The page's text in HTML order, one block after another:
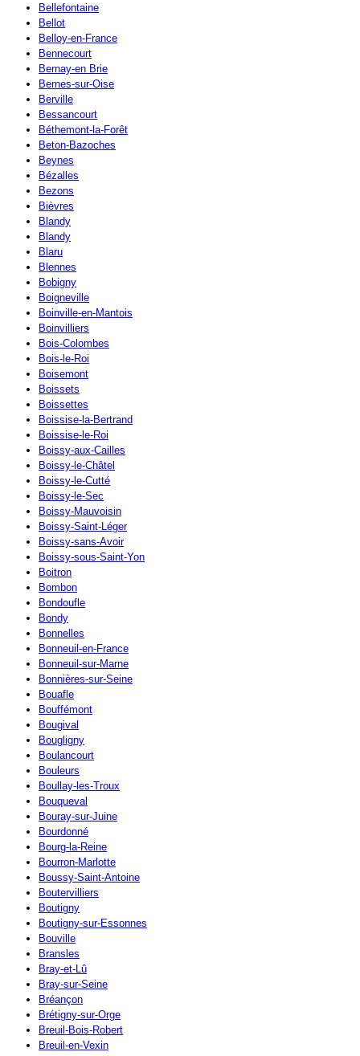
Bellefontaine
Bellot
Belloy-en-France
Bennecourt
Bernay-en Brie
Bernes-sur-Oise
Berville
Bessancourt
Béthemont-la-Forêt
Beton-Bazoches
Beynes
Bézalles
Bezons
Bièvres
Blandy
Blandy
Blaru
Blennes
Bobigny
Boigneville
Boinville-en-Mantois
Boinvilliers
Bois-Colombes
Bois-le-Roi
Boisemont
Boissets
Boissettes
Boissise-la-Bertrand
Boissise-le-Roi
Boissy-aux-Cailles
Boissy-le-Châtel
Boissy-le-Cutté
Boissy-le-Sec
Boissy-Mauvoisin
Boissy-Saint-Léger
Boissy-sans-Avoir
Boissy-sous-Saint-Yon
Boitron
Bombon
Bondoufle
Bondy
Bonnelles
Bonneuil-en-France
Bonneuil-sur-Marne
Bonnières-sur-Seine
Bouafle
Bouffémont
Bougival
Bougligny
Boulancourt
Bouleurs
Boullay-les-Troux
Bouqueval
Bouray-sur-Juine
Bourdonné
Bourg-la-Reine
Bourron-Marlotte
Boussy-Saint-Antoine
Boutervilliers
Boutigny
Boutigny-sur-Essonnes
Bouville
Bransles
Bray-et-Lû
Bray-sur-Seine
Bréançon
Brétigny-sur-Orge
Breuil-Bois-Robert
Breuil-en-Vexin